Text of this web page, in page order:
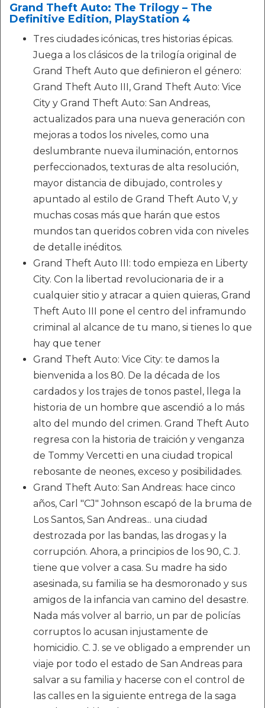
Grand Theft Auto: The Trilogy – The
Definitive Edition, PlayStation 4
Tres ciudades icónicas, tres historias épicas.
Juega a los clásicos de la trilogía original de
Grand Theft Auto que definieron el género:
Grand Theft Auto III, Grand Theft Auto: Vice
City y Grand Theft Auto: San Andreas,
actualizados para una nueva generación con
mejoras a todos los niveles, como una
deslumbrante nueva iluminación, entornos
perfeccionados, texturas de alta resolución,
mayor distancia de dibujado, controles y
apuntado al estilo de Grand Theft Auto V, y
muchas cosas más que harán que estos
mundos tan queridos cobren vida con niveles
de detalle inéditos.
Grand Theft Auto III: todo empieza en Liberty
City. Con la libertad revolucionaria de ir a
cualquier sitio y atracar a quien quieras, Grand
Theft Auto III pone el centro del inframundo
criminal al alcance de tu mano, si tienes lo que
hay que tener
Grand Theft Auto: Vice City: te damos la
bienvenida a los 80. De la década de los
cardados y los trajes de tonos pastel, llega la
historia de un hombre que ascendió a lo más
alto del mundo del crimen. Grand Theft Auto
regresa con la historia de traición y venganza
de Tommy Vercetti en una ciudad tropical
rebosante de neones, exceso y posibilidades.
Grand Theft Auto: San Andreas: hace cinco
años, Carl "CJ" Johnson escapó de la bruma de
Los Santos, San Andreas... una ciudad
destrozada por las bandas, las drogas y la
corrupción. Ahora, a principios de los 90, C. J.
tiene que volver a casa. Su madre ha sido
asesinada, su familia se ha desmoronado y sus
amigos de la infancia van camino del desastre.
Nada más volver al barrio, un par de policías
corruptos lo acusan injustamente de
homicidio. C. J. se ve obligado a emprender un
viaje por todo el estado de San Andreas para
salvar a su familia y hacerse con el control de
las calles en la siguiente entrega de la saga